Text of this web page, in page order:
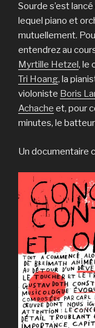
Sourde s’est
lequel piano et
mutuellement.
entendrez au
Myrtille Hetzel , le
Tri Hoang, la
violoniste Boris
Achache et, pour
minutes, le
Un documentaire